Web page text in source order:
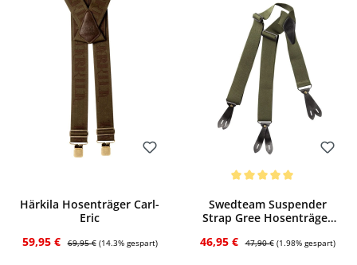
Härkila Hosenträger Carl-
Eric
Verkaufspreis:
59,95 € Regulärer Preis:
69,95 € (14.3% gespart)
Bewerten
Swedteam Suspender
Strap Gree Hosenträger
Verkaufspreis:
46,95 € Regulärer Preis:
47,90 € (1.98% gespart)